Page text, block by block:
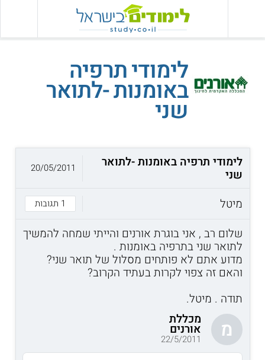
לימודי תרפיה
באומנות -לתואר
שני
לימודי תרפיה באומנות -לתואר
שני
מיטל
1 תגובות
20/05/2011
שלום רב , אני בוגרת אורנים והייתי שמחה להמשיך
לתואר שני בתרפיה באומנות .
מדוע אתם לא פותחים מסלול של תואר שני?
והאם זה צפוי לקרות בעתיד הקרוב?
תודה . מיטל.
מ מכללת
אורנים
22/5/2011